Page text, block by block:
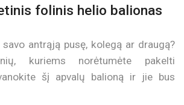
folinis helio balionas
antrąją pusę, kolegą ar draugą?
kuriems norėtumėte pakelti
šį apvalų balioną ir jie bus